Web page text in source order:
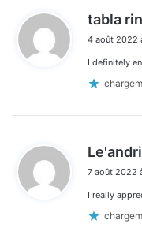
tabla
4 août 2022
I definitely
7 août 2022
I really